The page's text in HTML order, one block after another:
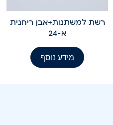
רשת למשתנות+אבן ריחנית
א-24
מידע נוסף